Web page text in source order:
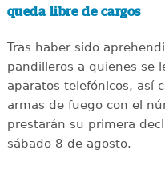
queda libre de cargos
Tras haber sido
pandilleros a quienes se
aparatos telefónicos, así
armas de fuego con el
prestarán su primera
sábado 8 de agosto.